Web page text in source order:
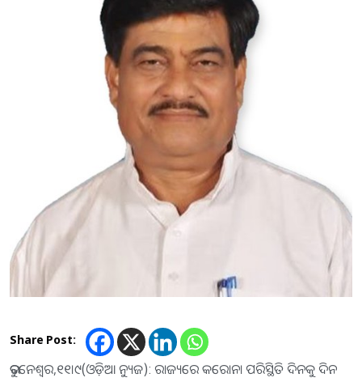
Share Post:
ଭୁବନେଶ୍ୱର,୧୧।୯(ଓଡ଼ିଆ ନ୍ୟୁଜ): ରାଜ୍ୟରେ କରୋନା ପରିସ୍ଥିତି ଦିନକୁ ଦିନ